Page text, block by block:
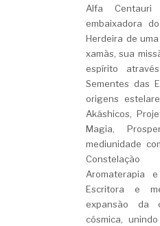
Alfa
embaixadora
Herdeira de
xamãs, sua
espírito
Sementes das
origens
Akáshicos,
Magia,
mediunidade
Constelação
Aromaterapia
Escritora e
expansão da
cósmica,